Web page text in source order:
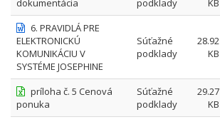
dokumentácia
podklady
KB
6. PRAVIDLÁ PRE
ELEKTRONICKÚ
KOMUNIKÁCIU V
SYSTÉME JOSEPHINE
Súťažné
podklady
28.92
KB
príloha č. 5 Cenová
ponuka
Súťažné
podklady
29.27
KB